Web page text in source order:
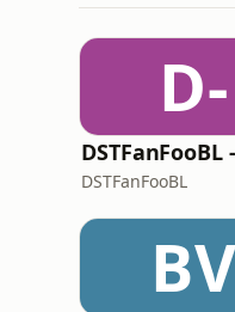
D-
DSTFanFooBL
BV